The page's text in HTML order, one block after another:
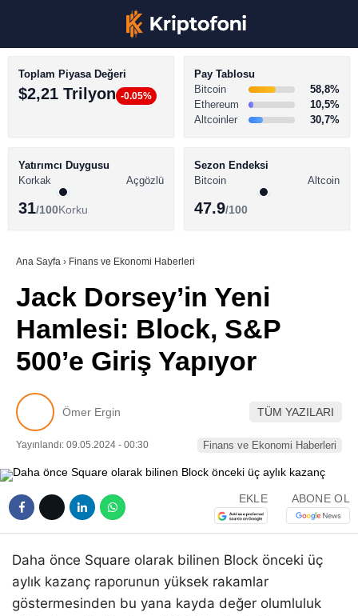
Youtube
TikTok
Telegram
BİTCOİN HABERLERİ
ALTCOİN HABERLERİ
SÖZLÜK
Toplam Piyasa Değeri
$2,21 Trilyon -0.05%
Pay Tablosu
Bitcoin
58,8%
Ethereum
10,5%
Altcoinler
30,7%
Yatırımcı Duygusu
Korkak
Açgözlü
31/100Korku
Sezon Endeksi
Bitcoin
Altcoin
47.9/100
Ana Sayfa › Finans ve Ekonomi Haberleri
Jack Dorsey’in Yeni
Hamlesi: Block, S&P
500’e Giriş Yapıyor
Ömer Ergin TÜM YAZILARI
Yayınlandı: 09.05.2024 - 00:30 Finans ve Ekonomi Haberleri
EKLE ABONE OL
Daha önce Square olarak bilinen Block önceki üç
aylık kazanç raporunun yüksek rakamlar
göstermesinden bu yana kayda değer olumluluk